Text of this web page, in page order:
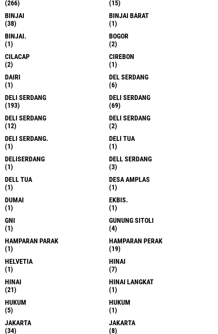
(266)
(15)
BINJAI
(38)
BINJAI BARAT
(1)
BINJAI.
(1)
BOGOR
(2)
CILACAP
(2)
CIREBON
(1)
DAIRI
(1)
DEL SERDANG
(6)
DELI SERDANG
(193)
DELI SERDANG
(69)
DELI SERDANG
(12)
DELI SERDANG
(2)
DELI SERDANG.
(1)
DELI TUA
(1)
DELISERDANG
(1)
DELL SERDANG
(3)
DELL TUA
(1)
DESA AMPLAS
(1)
DUMAI
(1)
EKBIS.
(1)
GNI
(1)
GUNUNG SITOLI
(4)
HAMPARAN PARAK
(1)
HAMPARAN PERAK
(19)
HELVETIA
(1)
HINAI
(7)
HINAI
(21)
HINAI LANGKAT
(1)
HUKUM
(5)
HUKUM
(1)
JAKARTA
(34)
JAKARTA
(8)